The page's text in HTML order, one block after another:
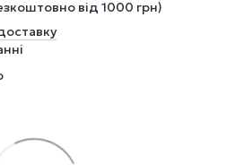
від 1000 грн)